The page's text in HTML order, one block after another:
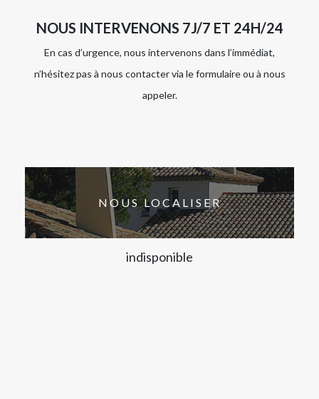
NOUS INTERVENONS 7J/7 ET 24H/24
En cas d’urgence, nous intervenons dans l’immédiat,
n’hésitez pas à nous contacter via le formulaire ou à nous
appeler.
NOUS LOCALISER
indisponible